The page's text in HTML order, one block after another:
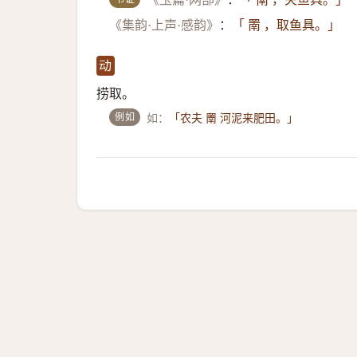
《集韵·上声·感韵》
： 「 罱 ，取鱼具。」
动
捞取。
例如 如： 「农夫 罱 河泥来肥田。」